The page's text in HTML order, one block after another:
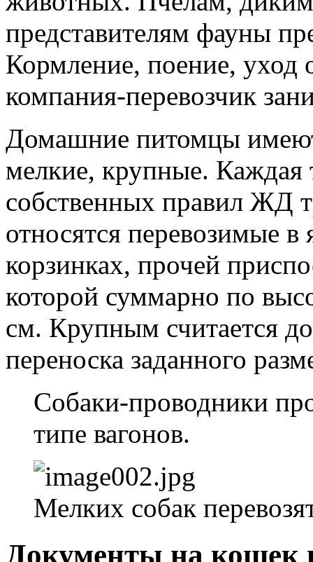
представителям фауны
Кормление, поение, уход
компания-перевозчик
Домашние питомцы
мелкие, крупные. Каждая
собственных правил ЖД
относятся перевозимые
корзинках, прочей
которой суммарно по
см. Крупным считается
переноска заданного
Собаки-проводники
типе вагонов.
Мелких собак
Документы на кошек